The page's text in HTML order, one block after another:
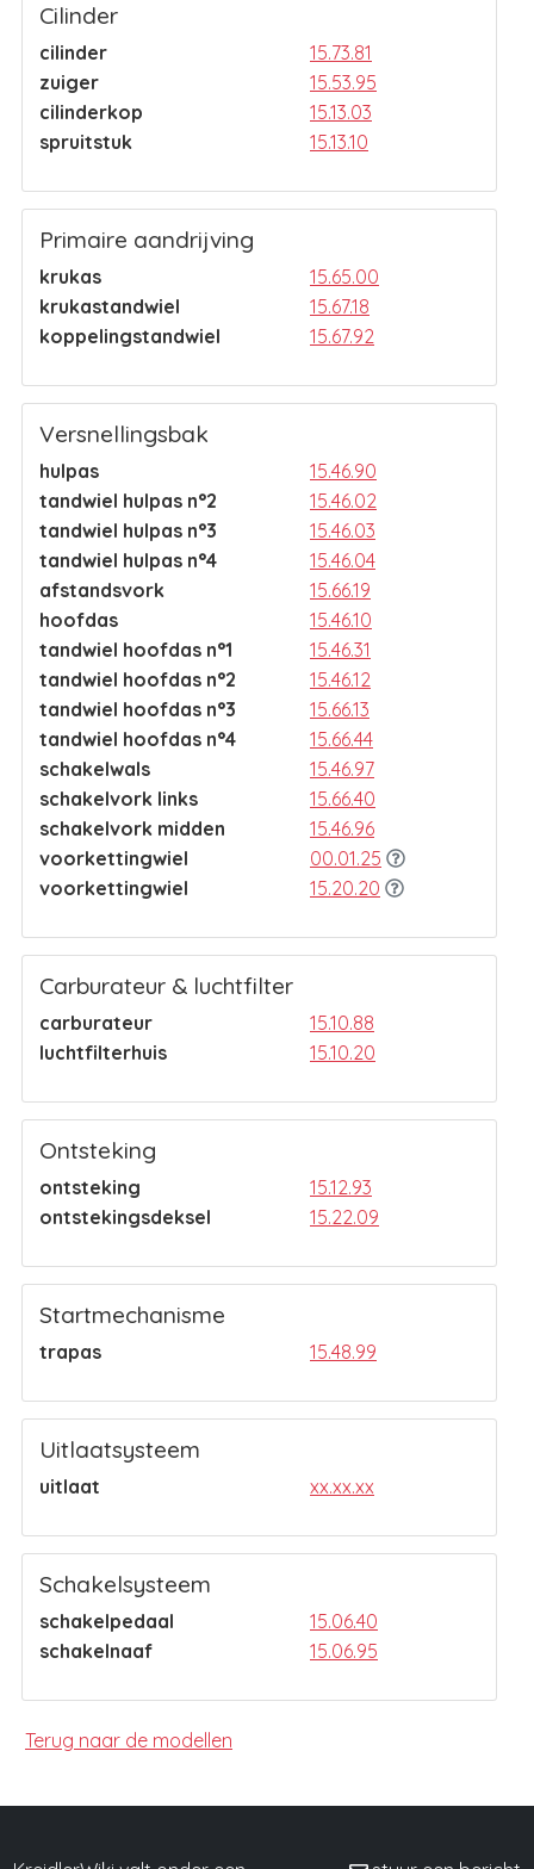
Cilinder
cilinder
15.73.81
zuiger
15.53.95
cilinderkop
15.13.03
spruitstuk
15.13.10
Primaire aandrijving
krukas
15.65.00
krukastandwiel
15.67.18
koppelingstandwiel
15.67.92
Versnellingsbak
hulpas
15.46.90
tandwiel hulpas n°2
15.46.02
tandwiel hulpas n°3
15.46.03
tandwiel hulpas n°4
15.46.04
afstandsvork
15.66.19
hoofdas
15.46.10
tandwiel hoofdas n°1
15.46.31
tandwiel hoofdas n°2
15.46.12
tandwiel hoofdas n°3
15.66.13
tandwiel hoofdas n°4
15.66.44
schakelwals
15.46.97
schakelvork links
15.66.40
schakelvork midden
15.46.96
voorkettingwiel
00.01.25
voorkettingwiel
15.20.20
Carburateur & luchtfilter
carburateur
15.10.88
luchtfilterhuis
15.10.20
Ontsteking
ontsteking
15.12.93
ontstekingsdeksel
15.22.09
Startmechanisme
trapas 15.48.99
Uitlaatsysteem
uitlaat xx.xx.xx
Schakelsysteem
schakelpedaal
15.06.40
schakelnaaf
15.06.95
Terug naar de modellen